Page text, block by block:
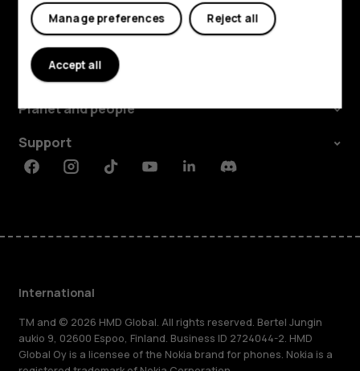
Explore
About
Planet and people
Support
FacebookInstagramTiktokYoutubeLinkedinDiscord
International
TM and © 2026 HMD Global. All rights reserved. Bertel Jungin
aukio 9, 02600 Espoo, Finland. Business ID 2724044-2. HMD
Global Oy is a licensee of the Nokia brand for phones. Nokia is a
Reject all
Manage preferences
Accept all